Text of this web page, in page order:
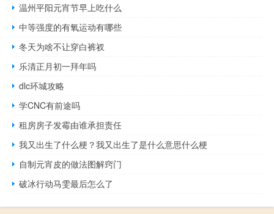
温州平阳元宵节早上吃什么
中等强度的有氧运动有哪些
冬天为啥不让穿白裤衩
乐清正月初一拜年吗
dlc环城攻略
学CNC有前途吗
租房房子发霉由谁承担责任
我又出生了什么梗？我又出生了是什么意思什么梗
自制元宵皮的做法图解窍门
破冰行动马雯最后怎么了